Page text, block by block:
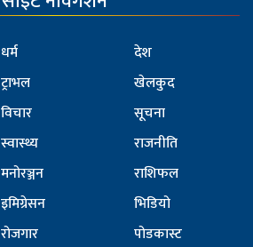
धर्म
ट्राभल
विचार
स्वास्थ्य
मनोरञ्जन
इमिग्रेसन
रोजगार
देश
खेलकुद
सूचना
राजनीति
राशिफल
भिडियो
पोडकास्ट